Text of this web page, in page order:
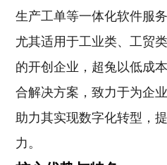
生产工单等一体化软件服
尤其适用于工业类、工贸
的开创企业，超兔以低成
合解决方案，致力于为企
助力其实现数字化转型，
力。